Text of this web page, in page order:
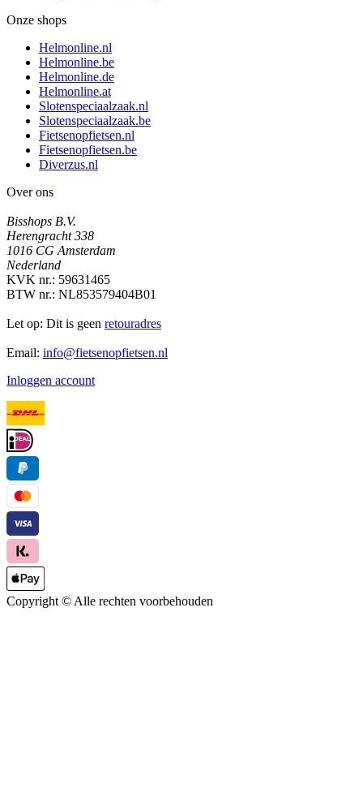
Onze shops
Helmonline.nl
Helmonline.be
Helmonline.de
Helmonline.at
Slotenspeciaalzaak.nl
Slotenspeciaalzaak.be
Fietsenopfietsen.nl
Fietsenopfietsen.be
Diverzus.nl
Over ons
Bisshops B.V.
Herengracht 338
1016 CG Amsterdam
Nederland
KVK nr.: 59631465
BTW nr.: NL853579404B01
Let op: Dit is geen retouradres
Email: info@fietsenopfietsen.nl
Inloggen account
Copyright © Alle rechten voorbehouden